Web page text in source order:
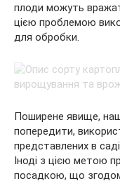
плоди можуть
цією проблемою
для обробки.
Поширене явище,
попередити,
представлених в
Іноді з цією метою
посадкою, що